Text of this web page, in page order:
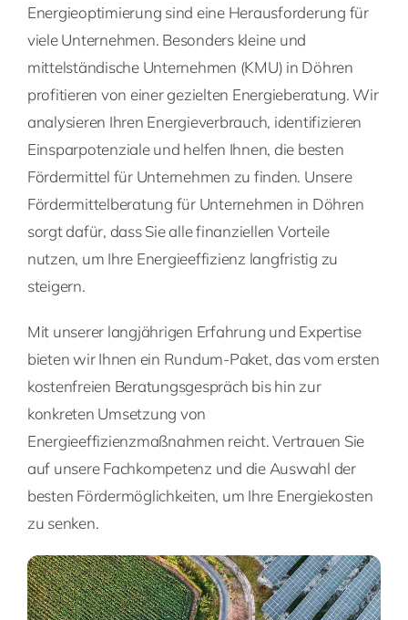
Energieoptimierung sind eine Herausforderung für
viele Unternehmen. Besonders kleine und
mittelständische Unternehmen (KMU) in Döhren
profitieren von einer gezielten Energieberatung. Wir
analysieren Ihren Energieverbrauch, identifizieren
Einsparpotenziale und helfen Ihnen, die besten
Fördermittel für Unternehmen zu finden. Unsere
Fördermittelberatung für Unternehmen in Döhren
sorgt dafür, dass Sie alle finanziellen Vorteile
nutzen, um Ihre Energieeffizienz langfristig zu
steigern.
Mit unserer langjährigen Erfahrung und Expertise
bieten wir Ihnen ein Rundum-Paket, das vom ersten
kostenfreien Beratungsgespräch bis hin zur
konkreten Umsetzung von
Energieeffizienzmaßnahmen reicht. Vertrauen Sie
auf unsere Fachkompetenz und die Auswahl der
besten Fördermöglichkeiten, um Ihre Energiekosten
zu senken.